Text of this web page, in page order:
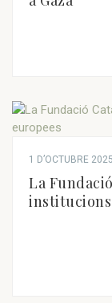
1 D’OCTUBRE 2025
La